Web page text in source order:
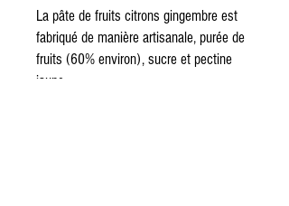
La pâte de fruits citrons gingembre est
fabriqué de manière artisanale, purée de
fruits (60% environ), sucre et pectine
jaune.